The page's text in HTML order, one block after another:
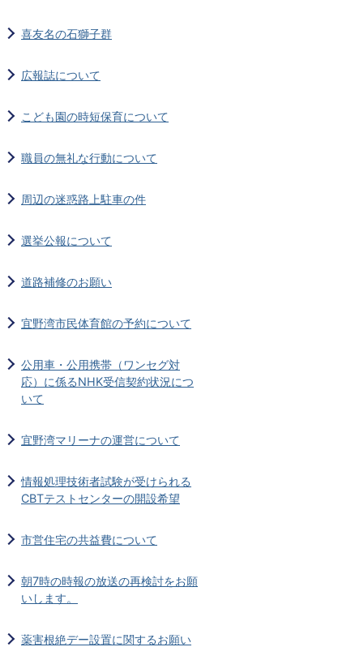
喜友名の石獅子群
広報誌について
こども園の時短保育について
職員の無礼な行動について
周辺の迷惑路上駐車の件
選挙公報について
道路補修のお願い
宜野湾市民体育館の予約について
公用車・公用携帯（ワンセグ対
応）に係るNHK受信契約状況につ
いて
宜野湾マリーナの運営について
情報処理技術者試験が受けられる
CBTテストセンターの開設希望
市営住宅の共益費について
朝7時の時報の放送の再検討をお願
いします。
薬害根絶デー設置に関するお願い